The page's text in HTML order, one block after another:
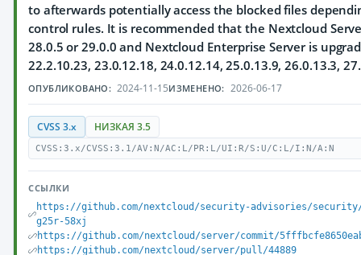
to afterwards potentially access the blocked files
control rules. It is recommended that the Nextcloud
28.0.5 or 29.0.0 and Nextcloud Enterprise Server is
22.2.10.23, 23.0.12.18, 24.0.12.14, 25.0.13.9, 26.0.13.3,
ОПУБЛИКОВАНО: 2024-11-15ИЗМЕНЕНО: 2026-06-17
CVSS 3.x НИЗКАЯ 3.5
CVSS:3.x/CVSS:3.1/AV:N/AC:L/PR:L/UI:R/S:U/C:L/I:N/A:N
ССЫЛКИ
https://github.com/nextcloud/security-advisories/security/
g25r-58xj
https://github.com/nextcloud/server/commit/
https://github.com/nextcloud/server/pull/44889